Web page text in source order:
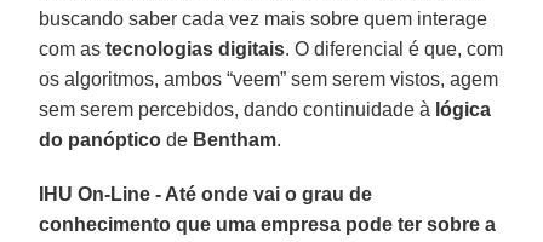
buscando saber cada vez mais sobre quem interage
com astecnologias digitais. O diferencial é que, com
os algoritmos, ambos “veem” sem serem vistos, agem
sem serem percebidos, dando continuidade à lógica
do panóptico de Bentham.
IHU On-Line - Até onde vai o grau de
conhecimento que uma empresa pode ter sobre a